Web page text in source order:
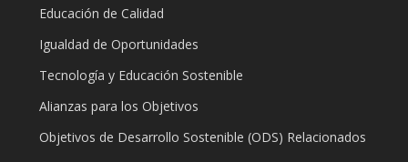
Educación de Calidad
Igualdad de Oportunidades
Tecnología y Educación Sostenible
Alianzas para los Objetivos
Objetivos de Desarrollo Sostenible (ODS) Relacionados